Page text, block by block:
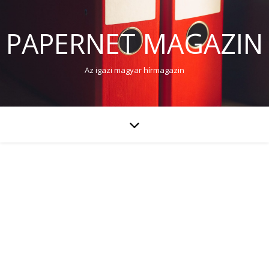
PAPERNET MAGAZIN
Az igazi magyar hírmagazin